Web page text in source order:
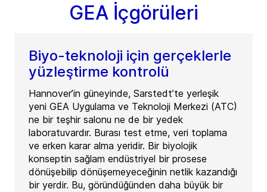
GEA İçgörüleri
Biyo-teknoloji için gerçeklerle
yüzleştirme kontrolü
Hannover’in güneyinde, Sarstedt’te yerleşik
yeni GEA Uygulama ve Teknoloji Merkezi (ATC)
ne bir teşhir salonu ne de bir yedek
laboratuvardır. Burası test etme, veri toplama
ve erken karar alma yeridir. Bir biyolojik
konseptin sağlam endüstriyel bir prosese
dönüşebilip dönüşemeyeceğinin netlik kazandığı
bir yerdir. Bu, göründüğünden daha büyük bir